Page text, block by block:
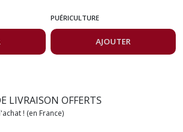
PUÉRICULTURE
AJOUTER
LIVRAISON OFFERTS
! (en France)